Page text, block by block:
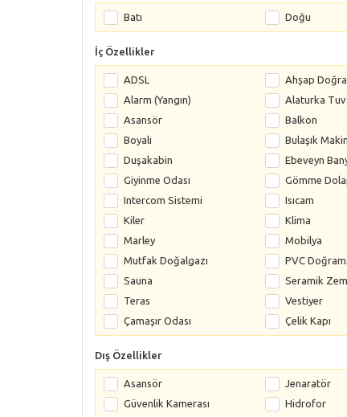
Batı Doğu
İç Özellikler
ADSL Ahşap
Alarm (Yangın)
Alaturka
Asansör
Balkon
Boyalı
Bulaşık
Duşakabin
Ebeveyn
Giyinme Odası
Gömme
Intercom Sistemi
Isıcam
Kiler
Klima
Marley
Mobilya
Mutfak Doğalgazı
PVC
Sauna
Seramik
Teras
Vestiyer
Çamaşır Odası
Çelik Kapı
Dış Özellikler
Asansör Jenaratör
Güvenlik Kamerası
Hidrofor